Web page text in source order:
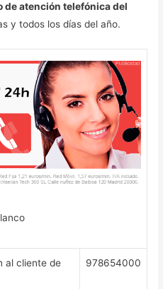
de atención telefónica del
y todos los días del año.
al cliente de
978654000